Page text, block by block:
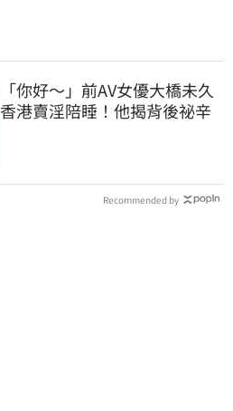
「你好～」前AV女優大橋未久
香港賣淫陪睡！他揭背後祕辛
Recommended by